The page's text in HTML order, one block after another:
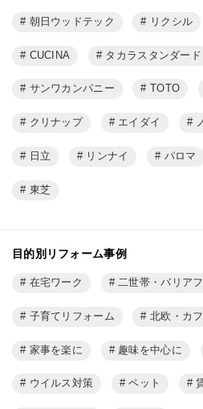
朝日ウッドテック リクシル
CUCINA タカラスタンダード
サンワカンパニー TOTO
クリナップ エイダイ
日立 リンナイ パロマ
東芝
目的別リフォーム事例
在宅ワーク 二世帯・バリア
子育てリフォーム 北欧・カ
家事を楽に 趣味を中心に
ウイルス対策 ペット